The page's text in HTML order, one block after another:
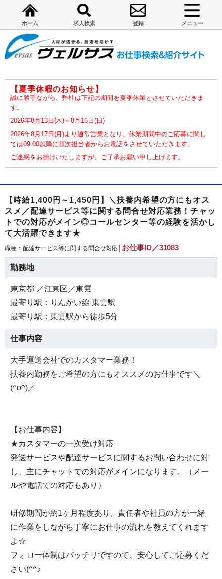
ホーム 求人検索 登録 メニュー
【夏季休暇のお知らせ】
誠に勝手ながら、弊社は下記の期間を夏季休業とさせていただきま
す。
2026年8月13日(木)～8月16日(日)
2026年8月17日(月)より通常営業となり、休業期間中のご応募に関し
ては09:00以降に順次担当者からお電話をさせていただきます。
ご迷惑をお掛けいたしますが、ご了承お願い申し上げます。
【時給1,400円～1,450円】＼扶養内希望の方にもオス
スメ／配達サービス等に関する問合せ対応業務！チャッ
トでの対応がメイン◎コールセンター等の経験を活かし
て大活躍できます★
職種：配達サービス等に関する問合せ対応│ お仕事ID／31083
勤務地
東京都 ／江東区／東雲
最寄り駅：りんかい線 東雲駅
最寄り駅：東雲駅から徒歩5分
仕事内容
大手運送会社でのカスタマー業務！
扶養内勤務をご希望の方にもオススメのお仕事です＼
(^o^)／
【お仕事内容】
★カスタマーの一次受け対応
発送サービスや配達サービスに関するお問い合わせに対
し、主にチャットでの対応がメインになります。（メー
ルや電話での対応もあり）
研修期間が約1ヶ月程度あり、責任者や社員の方が一緒
に作業をしながら丁寧にお仕事の流れを教えてくれます
よ☆
フォロー体制はバッチリですので、安心してご応募くだ
さい(^^♪